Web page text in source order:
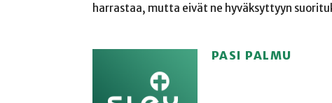
harrastaa, mutta eivät ne hyväksyttyyn
PASI PALMU